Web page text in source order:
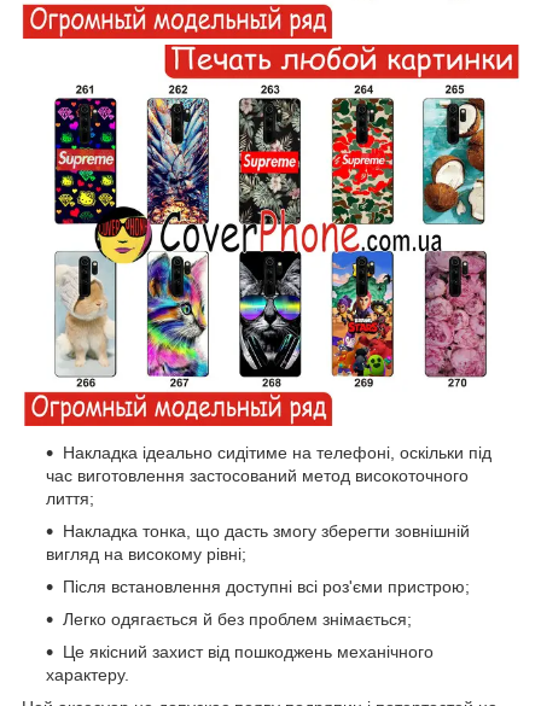
Накладка ідеально сидітиме на телефоні, оскільки під
час виготовлення застосований метод високоточного
лиття;
Накладка тонка, що дасть змогу зберегти зовнішній
вигляд на високому рівні;
Після встановлення доступні всі роз'єми пристрою;
Легко одягається й без проблем знімається;
Це якісний захист від пошкоджень механічного
характеру.